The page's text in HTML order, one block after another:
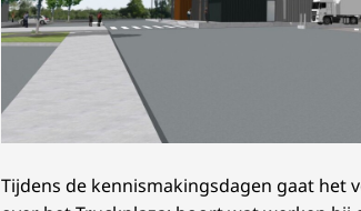
Tijdens de kennismakingsdagen gaat het